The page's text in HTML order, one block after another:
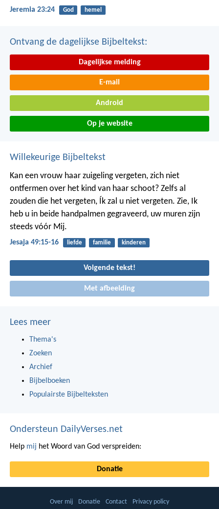
Jeremia 23:24 God hemel
Ontvang de dagelijkse Bijbeltekst:
Dagelijkse melding
E-mail
Android
Op je website
Willekeurige Bijbeltekst
Kan een vrouw haar zuigeling vergeten, zich niet
ontfermen over het kind van haar schoot? Zelfs al
zouden die het vergeten, Ík zal u niet vergeten. Zie, Ik
heb u in beide handpalmen gegraveerd, uw muren zijn
steeds vóór Mij.
Jesaja 49:15-16 liefde familie kinderen
Volgende tekst!
Met afbeelding
Lees meer
Thema's
Zoeken
Archief
Bijbelboeken
Populairste Bijbelteksten
Ondersteun DailyVerses.net
Help mij het Woord van God verspreiden:
Donatie
Over mij Donatie Contact Privacy policy